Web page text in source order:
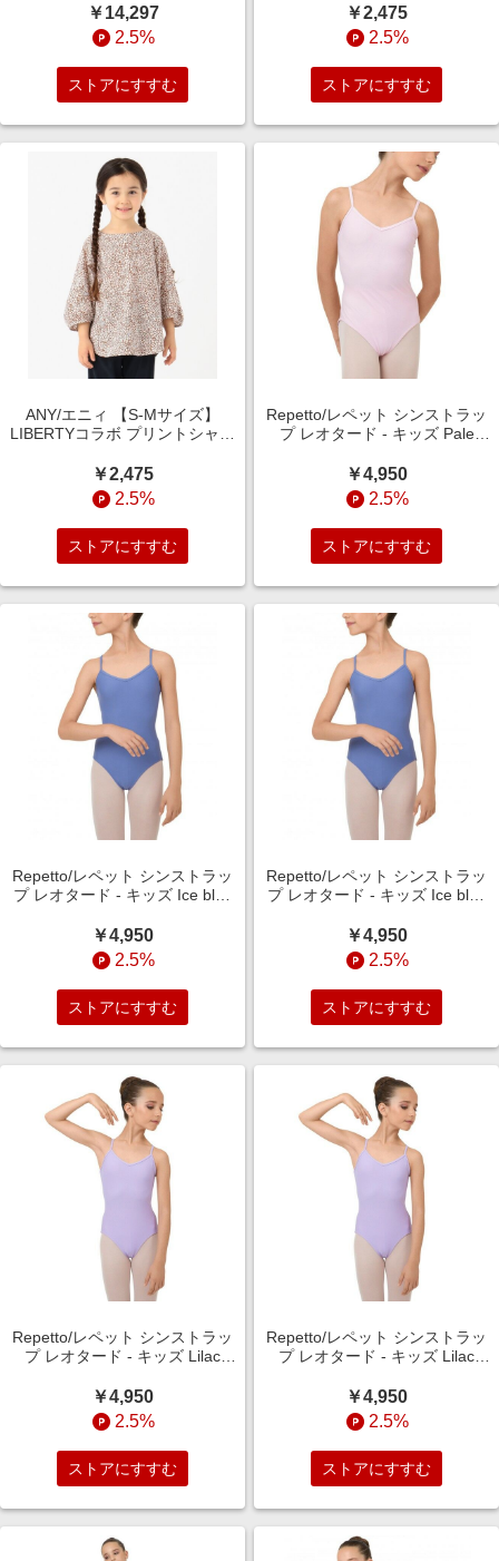
ピース ブラック(719)
12(120cm)
￥14,297
2.5%
ストアにすすむ
￥2,475
2.5%
ストアにすすむ
ANY/エニィ 【S-Mサイズ】
LIBERTYコラボ プリントシャツ
￥2,475
2.5%
ストアにすすむ
Repetto/レペット シンストラッ
プ レオタード - キッズ Pale
￥4,950
2.5%
ストアにすすむ
Repetto/レペット シンストラッ
プ レオタード - キッズ Ice blue
￥4,950
2.5%
ストアにすすむ
Repetto/レペット シンストラッ
プ レオタード - キッズ Ice blue
￥4,950
2.5%
ストアにすすむ
Repetto/レペット シンストラッ
プ レオタード - キッズ Lilac
￥4,950
2.5%
ストアにすすむ
Repetto/レペット シンストラッ
プ レオタード - キッズ Lilac
￥4,950
2.5%
ストアにすすむ